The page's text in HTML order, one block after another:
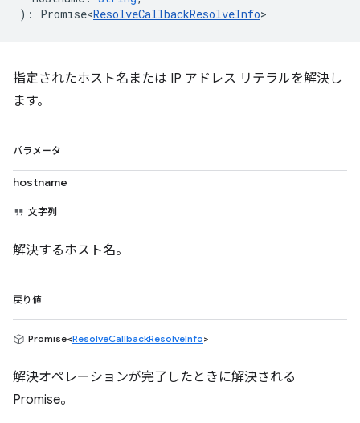
) : Promise<ResolveCallbackResolveInfo>
指定されたホスト名または IP アドレス リテラルを解決し
ます。
パラメータ
hostname
文字列
解決するホスト名。
戻り値
Promise<ResolveCallbackResolveInfo>
解決オペレーションが完了したときに解決される
Promise。